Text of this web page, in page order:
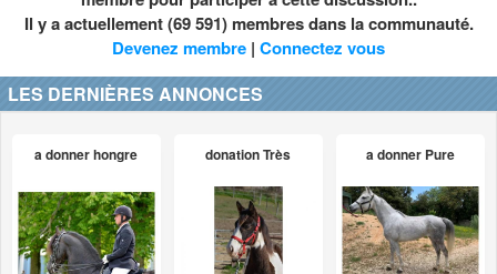
Il y a actuellement (69 591) membres dans la communauté.
Devenez membre | Connectez vous
LES DERNIÈRES ANNONCES
a donner hongre donation Très a donner Pure